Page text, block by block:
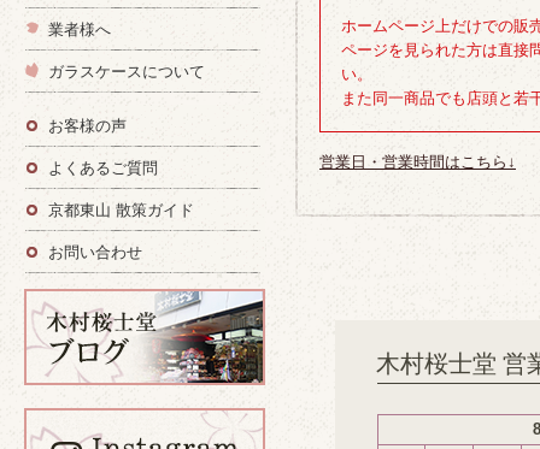
ホームページ上だけでの販
ページを見られた方は直接
い。
また同一商品でも店頭と若
営業日・営業時間はこちら↓
木村桜士堂 営
業者様へ
ガラスケースについて
お客様の声
よくあるご質問
京都東山 散策ガイド
お問い合わせ